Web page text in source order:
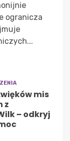
ogranicza
mis
z
– odkryj